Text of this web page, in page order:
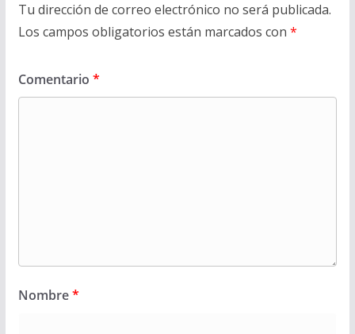
Tu dirección de correo electrónico no será publicada.
Los campos obligatorios están marcados con *
Comentario *
Nombre*